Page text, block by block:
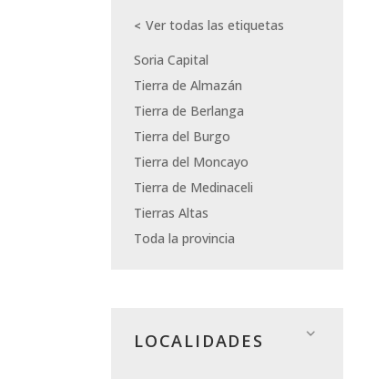
Ver todas las etiquetas
Soria Capital
Tierra de Almazán
Tierra de Berlanga
Tierra del Burgo
Tierra del Moncayo
Tierra de Medinaceli
Tierras Altas
Toda la provincia
LOCALIDADES